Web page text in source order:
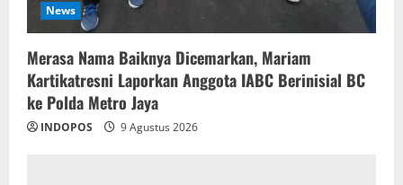
News
‎Merasa Nama Baiknya Dicemarkan, Mariam
Kartikatresni Laporkan Anggota IABC Berinisial BC
ke Polda Metro Jaya
INDOPOS 9 Agustus 2026